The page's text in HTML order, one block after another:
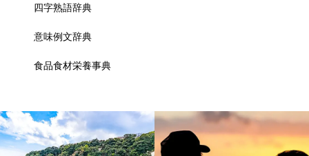
四字熟語辞典
意味例文辞典
食品食材栄養事典